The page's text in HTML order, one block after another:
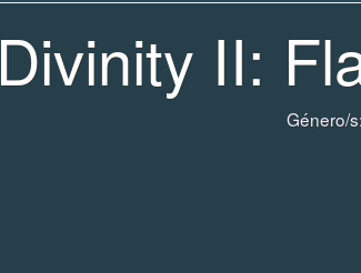
Divinity II:
Género/s: